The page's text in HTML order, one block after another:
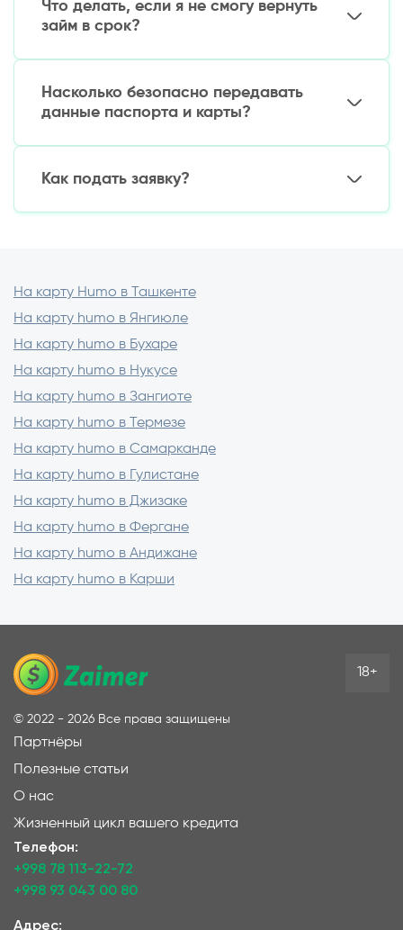
нет скрытых комиссий. Вы платите только
займом.
Что делать, если я не смогу вернуть
займ в срок?
Не переживайте! Если возникли трудности,
заранее. Мы предлагаем опцию продления
избежали штрафов и ухудшения кредитной
Насколько безопасно передавать
данные паспорта и карты?
Абсолютно безопасно. Мы используем
соответствующее международным
стандартам. Ваши данные защищены и не
Как подать заявку?
Это займет не более 5 минут:
— Дождитесь решения по заявке
— Получите деньги на карту
На карту Humo в Ташкенте
На карту humo в Янгиюле
На карту humo в Бухаре
На карту humo в Нукусе
На карту humo в Зангиоте
На карту humo в Термезе
На карту humo в Самарканде
На карту humo в Гулистане
На карту humo в Джизаке
На карту humo в Фергане
На карту humo в Андижане
На карту humo в Карши
© 2022 - 2026 Все права защищены
Партнёры
Полезные статьи
О нас
Жизненный цикл вашего кредита
Телефон:
+998 78 113-22-72
+998 93 043 00 80
Адрес:
18+